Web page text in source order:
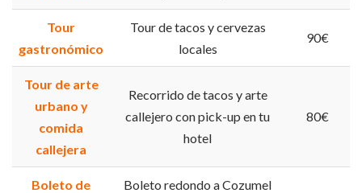
Tour
gastronómico
Tour de tacos y cervezas
locales
90€
Tour de arte
urbano y
comida
callejera
Recorrido de tacos y arte
callejero con pick-up en tu
hotel
80€
Boleto de
Boleto redondo a Cozumel